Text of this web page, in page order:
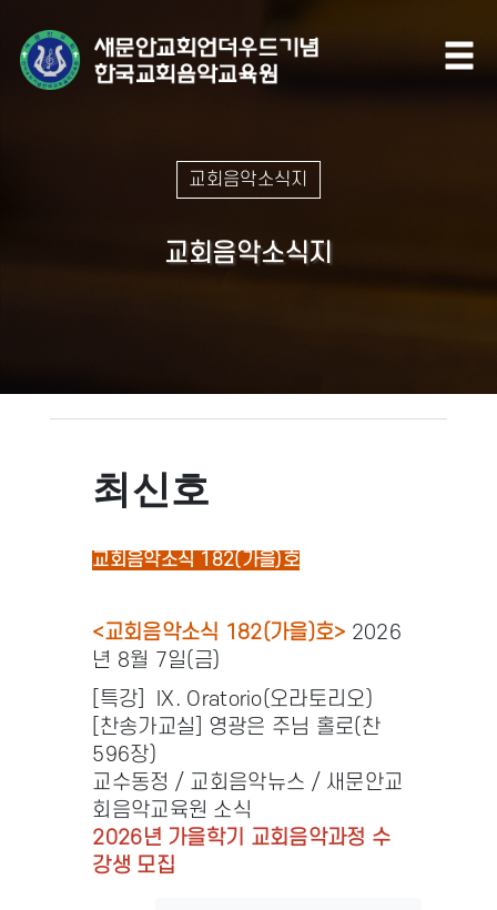
교회음악소식지
교회음악소식지
최신호
교회음악소식 182(가을)호
<교회음악소식 182(가을)호> 2026
년 8월 7일(금)
[특강] IX. Oratorio(오라토리오)
[찬송가교실] 영광은 주님 홀로(찬
596장)
교수동정 / 교회음악뉴스 / 새문안교
회음악교육원 소식
2026년 가을학기 교회음악과정 수
강생 모집